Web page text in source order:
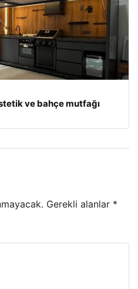
ve bahçe mutfağı
Gerekli alanlar *